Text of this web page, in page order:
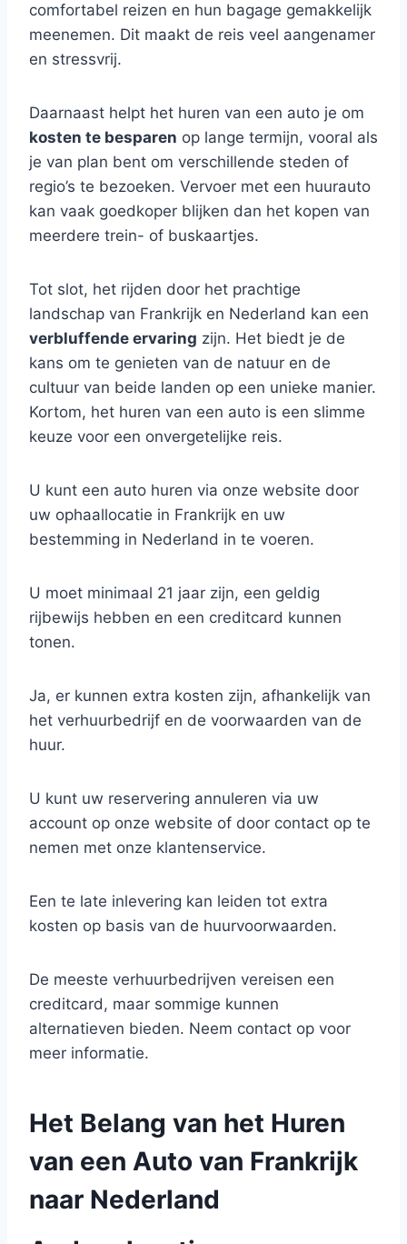
comfortabel reizen en hun bagage gemakkelijk
meenemen. Dit maakt de reis veel aangenamer
en stressvrij.
Daarnaast helpt het huren van een auto je om
kosten te besparen op lange termijn, vooral als
je van plan bent om verschillende steden of
regio’s te bezoeken. Vervoer met een huurauto
kan vaak goedkoper blijken dan het kopen van
meerdere trein- of buskaartjes.
Tot slot, het rijden door het prachtige
landschap van Frankrijk en Nederland kan een
verbluffende ervaring zijn. Het biedt je de
kans om te genieten van de natuur en de
cultuur van beide landen op een unieke manier.
Kortom, het huren van een auto is een slimme
keuze voor een onvergetelijke reis.
U kunt een auto huren via onze website door
uw ophaallocatie in Frankrijk en uw
bestemming in Nederland in te voeren.
U moet minimaal 21 jaar zijn, een geldig
rijbewijs hebben en een creditcard kunnen
tonen.
Ja, er kunnen extra kosten zijn, afhankelijk van
het verhuurbedrijf en de voorwaarden van de
huur.
U kunt uw reservering annuleren via uw
account op onze website of door contact op te
nemen met onze klantenservice.
Een te late inlevering kan leiden tot extra
kosten op basis van de huurvoorwaarden.
De meeste verhuurbedrijven vereisen een
creditcard, maar sommige kunnen
alternatieven bieden. Neem contact op voor
meer informatie.
Het Belang van het Huren
van een Auto van Frankrijk
naar Nederland